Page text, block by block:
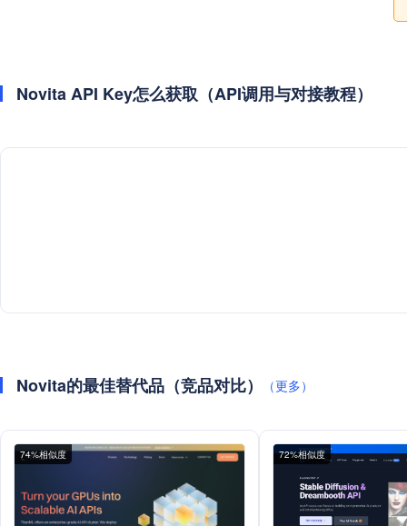
Novita API Key怎么获取（API调用与对接教程）
Novita的最佳替代品（竞品对比） （更多）
74%相似度 72%相似度